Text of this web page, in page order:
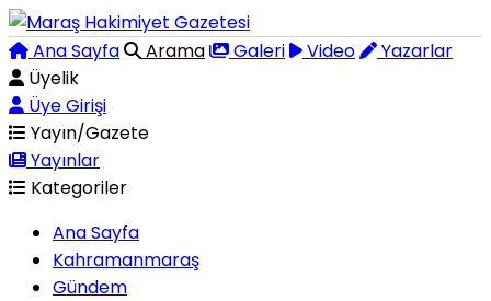
Ana Sayfa Arama Galeri Video
Yazarlar
Üyelik
Üye Girişi
Yayın/Gazete
Yayınlar
Kategoriler
Ana Sayfa
Kahramanmaraş
Gündem